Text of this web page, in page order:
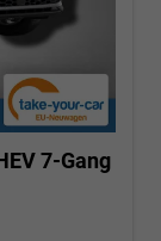
7-Gang